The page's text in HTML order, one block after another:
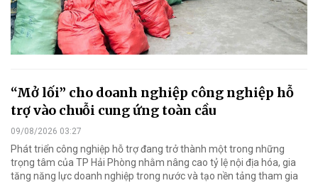
“Mở lối” cho doanh nghiệp công nghiệp hỗ
trợ vào chuỗi cung ứng toàn cầu
09/08/2026 03:27
Phát triển công nghiệp hỗ trợ đang trở thành một trong những
trọng tâm của TP Hải Phòng nhằm nâng cao tỷ lệ nội địa hóa, gia
tăng năng lực doanh nghiệp trong nước và tạo nền tảng tham gia